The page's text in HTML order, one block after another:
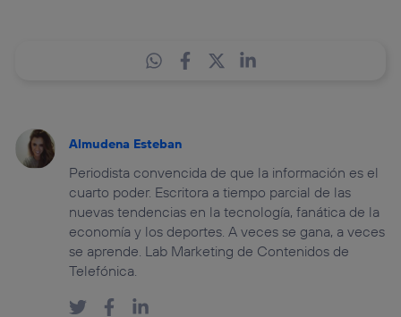
Almudena Esteban
Periodista convencida de que la información es el
cuarto poder. Escritora a tiempo parcial de las
nuevas tendencias en la tecnología, fanática de la
economía y los deportes. A veces se gana, a veces
se aprende. Lab Marketing de Contenidos de
Telefónica.